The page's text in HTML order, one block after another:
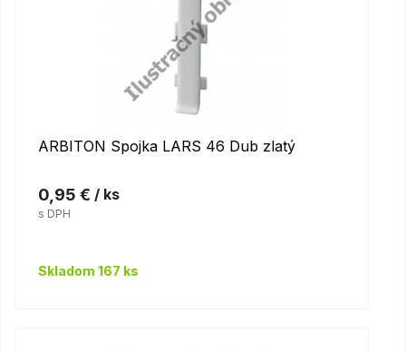
ARBITON Spojka LARS 46 Dub zlatý
0,95 € / ks
s DPH
Skladom 167 ks